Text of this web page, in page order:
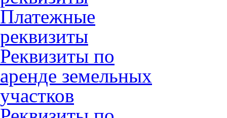
Платежные
реквизиты
Реквизиты по
аренде земельных
участков